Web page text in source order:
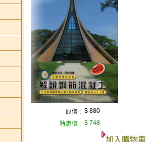
原價 : $ 880
特惠價 : $ 748
加入購物車